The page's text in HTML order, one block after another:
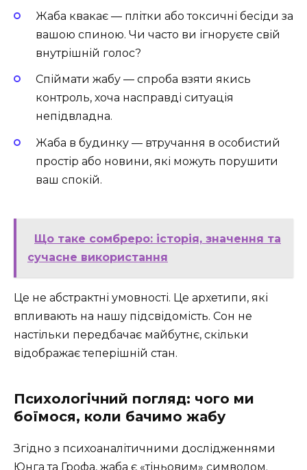
Жаба квакає — плітки або токсичні бесіди за
вашою спиною. Чи часто ви ігноруєте свій
внутрішній голос?
Спіймати жабу — спроба взяти якись
контроль, хоча насправді ситуація
непідвладна.
Жаба в будинку — втручання в особистий
простір або новини, які можуть порушити
ваш спокій.
Що таке сомбреро: історія, значення та
сучасне використання
Це не абстрактні умовності. Це архетипи, які
впливають на нашу підсвідомість. Сон не
настільки передбачає майбутнє, скільки
відображає теперішній стан.
Психологічний погляд: чого ми
боїмося, коли бачимо жабу
Згідно з психоаналітичними дослідженнями
Юнга та Грофа, жаба є «тіньовим» символом.